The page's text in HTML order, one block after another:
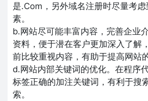
是.Com，另外域名注册时尽量考虑
素。
b.网站尽可能丰富内容，完善企业
资料，便于潜在客户更加深入了解
前比较重视内容，有助于提高网站
d.网站内部关键词的优化。在程序
标签正确的加注关键词，有利于搜
索。